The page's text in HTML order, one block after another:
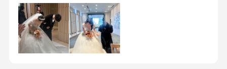
す。聞きたいことは何でも聞いた方がいいです！
が欲しい」全部揃っていました。こちらも自然光が入り、学習
院大学の緑が見えます。洗練された色合いの披露宴会場で、モ
ダンな時期にぴったりだと思います。お花（高砂をハイチェア
にしたため）ドレス（我儘を言って持ち込みをさせていただい
たので違約金？がかかりました）食事（ビュッフェを追加しま